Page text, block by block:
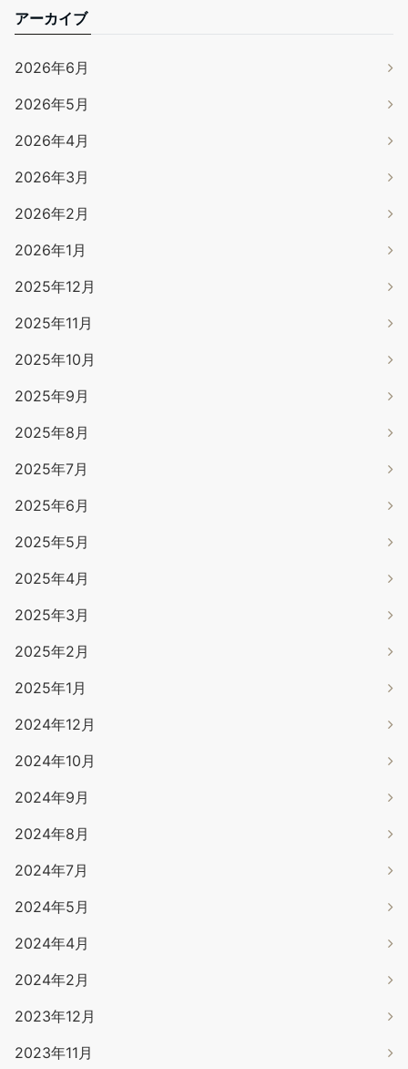
アーカイブ
2026年6月
2026年5月
2026年4月
2026年3月
2026年2月
2026年1月
2025年12月
2025年11月
2025年10月
2025年9月
2025年8月
2025年7月
2025年6月
2025年5月
2025年4月
2025年3月
2025年2月
2025年1月
2024年12月
2024年10月
2024年9月
2024年8月
2024年7月
2024年5月
2024年4月
2024年2月
2023年12月
2023年11月